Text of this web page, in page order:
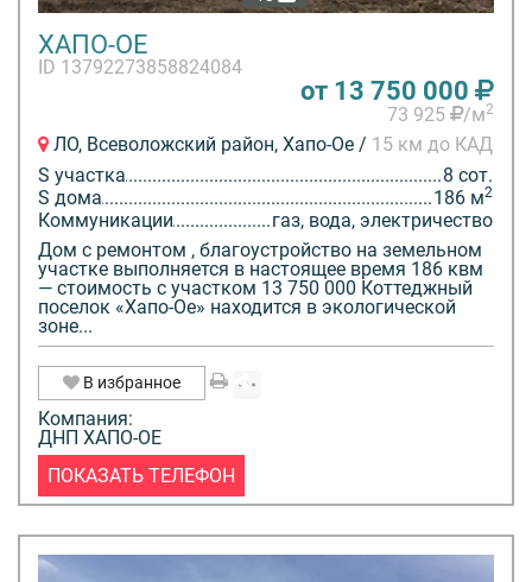
ХАПО-ОЕ
ID 13792273858824084
от 13 750 000
73 925 /м2
ЛО, Всеволожский район, Хапо-Ое / 15 км до КАД
S участка
8 сот.
S дома
186 м2
Коммуникации
газ, вода, электричество
Дом с ремонтом , благоустройство на земельном
участке выполняется в настоящее время 186 квм
— стоимость с участком 13 750 000 Коттеджный
поселок «Хапо-Ое» находится в экологической
зоне...
В избранное
Компания:
ДНП ХАПО-ОЕ
ПОКАЗАТЬ ТЕЛЕФОН